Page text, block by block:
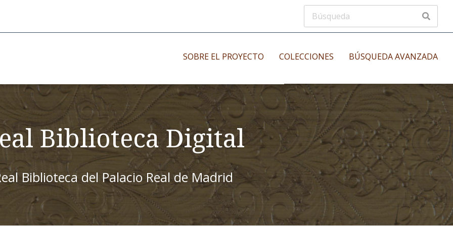
SOBRE EL PROYECTO COLECCIONES
Impresos antiguos
Impresos modernos
Impresos menores
Manuscritos musicales
Incunables
BÚSQUEDA AVANZADA
Biblioteca Digital
Biblioteca del Palacio Real de Madrid